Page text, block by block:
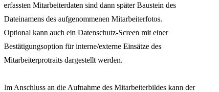
erfassten Mitarbeiterdaten sind dann später Baustein des
Dateinamens des aufgenommenen Mitarbeiterfotos.
Optional kann auch ein Datenschutz-Screen mit einer
Bestätigungsoption für interne/externe Einsätze des
Mitarbeiterprotraits dargestellt werden.
Im Anschluss an die Aufnahme des Mitarbeiterbildes kann der